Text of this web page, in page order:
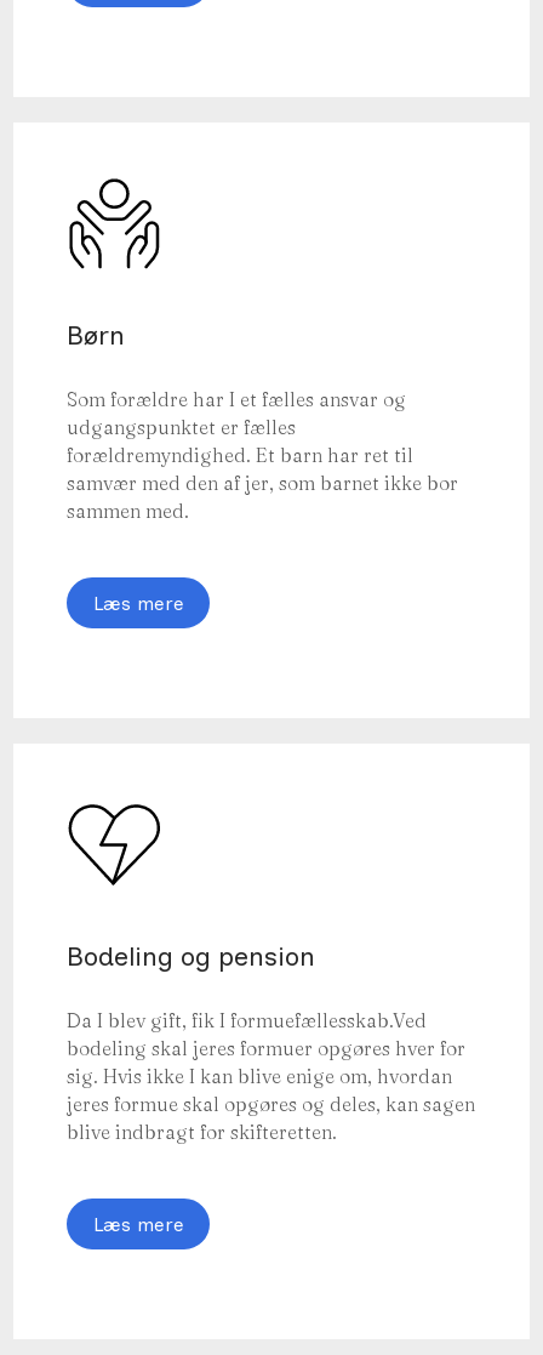
Børn
Som forældre har I et fælles ansvar og
udgangspunktet er fælles
forældremyndighed. Et barn har ret til
samvær med den af jer, som barnet ikke bor
sammen med.
Læs mere
Bodeling og pension
Da I blev gift, fik I formuefællesskab.Ved
bodeling skal jeres formuer opgøres hver for
sig. Hvis ikke I kan blive enige om, hvordan
jeres formue skal opgøres og deles, kan sagen
blive indbragt for skifteretten.
Læs mere